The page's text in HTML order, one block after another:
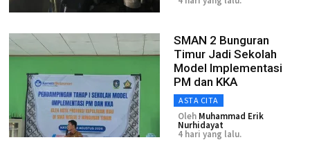
SMAN 2 Bunguran
Timur Jadi Sekolah
Model Implementasi
PM dan KKA
ASTA CITA
Oleh Muhammad Erik
Nurhidayat
4 hari yang lalu.